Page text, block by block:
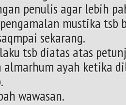
penulis agar lebih
mustika tsb
sekarang.
tsb diatas atas
ayah ketika
wawasan.